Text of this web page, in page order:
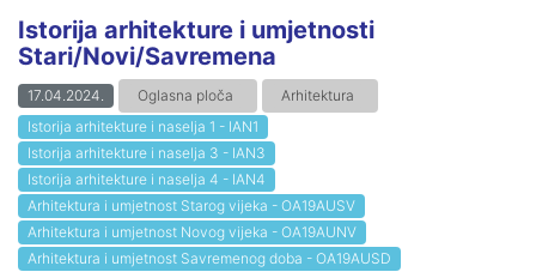
Istorija arhitekture i umjetnosti
Stari/Novi/Savremena
17.04.2024. Oglasna ploča
Arhitektura
Istorija arhitekture i naselja 1 - IAN1
Istorija arhitekture i naselja 3 - IAN3
Istorija arhitekture i naselja 4 - IAN4
Arhitektura i umjetnost Starog vijeka - OA19AUSV
Arhitektura i umjetnost Novog vijeka - OA19AUNV
Arhitektura i umjetnost Savremenog doba - OA19AUSD